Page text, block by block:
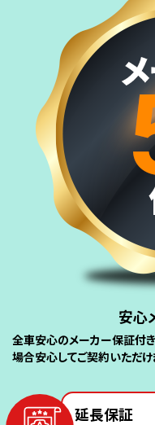
安心
全車安心のメーカー保証付
場合安心してご契約いただけ
延長保証